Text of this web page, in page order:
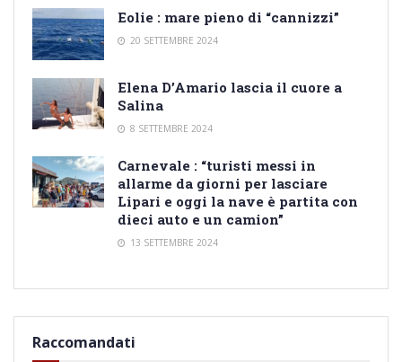
Eolie : mare pieno di “cannizzi”
20 SETTEMBRE 2024
Elena D’Amario lascia il cuore a
Salina
8 SETTEMBRE 2024
Carnevale : “turisti messi in
allarme da giorni per lasciare
Lipari e oggi la nave è partita con
dieci auto e un camion”
13 SETTEMBRE 2024
Raccomandati